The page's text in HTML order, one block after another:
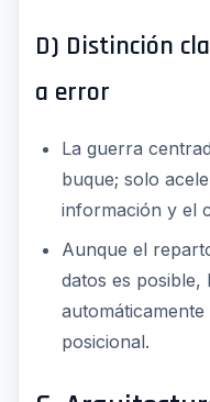
D) Distinción
a error
La guerra
buque; solo
información y el
Aunque el
datos es posible,
posicional.